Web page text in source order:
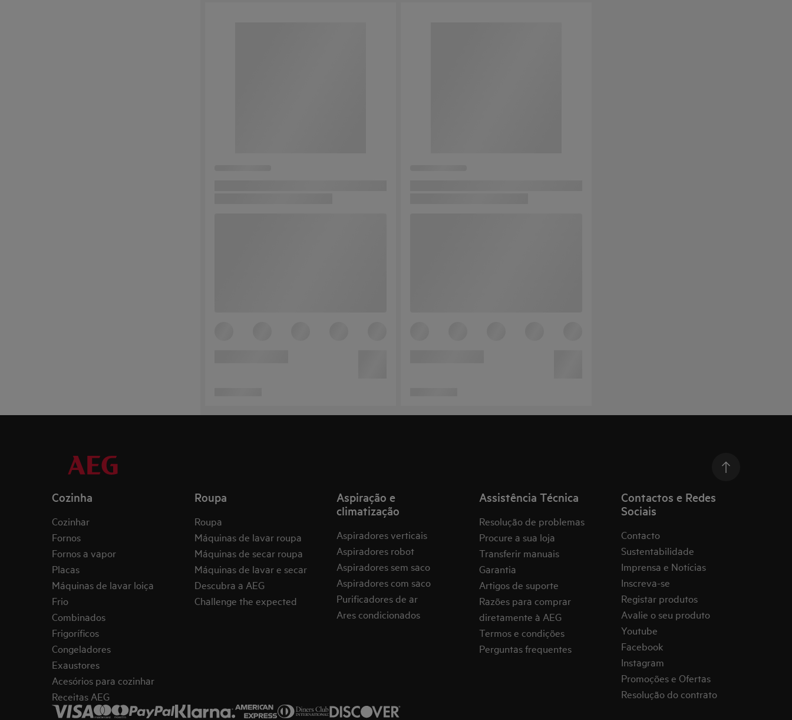
Cozinha
Cozinhar
Fornos
Fornos a vapor
Placas
Máquinas de lavar loiça
Frio
Combinados
Frigoríficos
Congeladores
Exaustores
Acesórios para cozinhar
Receitas AEG
Roupa
Roupa
Máquinas de lavar roupa
Máquinas de secar roupa
Máquinas de lavar e secar
Descubra a AEG
Challenge the expected
Aspiração e
climatização
Aspiradores verticais
Aspiradores robot
Aspiradores sem saco
Aspiradores com saco
Purificadores de ar
Ares condicionados
Assistência Técnica
Resolução de problemas
Procure a sua loja
Transferir manuais
Garantia
Artigos de suporte
Razões para comprar
diretamente à AEG
Termos e condições
Perguntas frequentes
Contactos e Redes
Sociais
Contacto
Sustentabilidade
Imprensa e Notícias
Inscreva-se
Registar produtos
Avalie o seu produto
Youtube
Facebook
Instagram
Promoções e Ofertas
Resolução do contrato